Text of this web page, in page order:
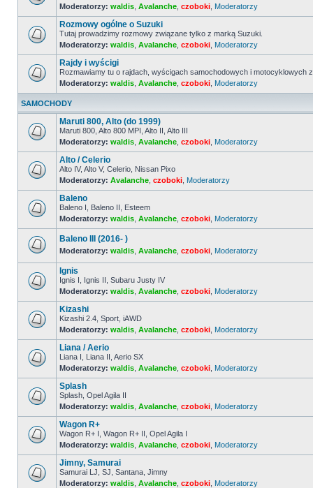
Nie
ma
nieprzeczytanych
postów
Moderatorzy: waldis Avalanche czoboki Moderatorzy
Nie
ma
nieprzeczytanych
postów
Rozmowy ogólne o Suzuki
Tutaj prowadzimy rozmowy związane tylko z marką Suzuki.
Moderatorzy: waldis Avalanche czoboki Moderatorzy
Nie
ma
nieprzeczytanych
postów
Rajdy i wyścigi
Rozmawiamy tu o rajdach, wyścigach samochodowych i motocyklowych
Moderatorzy: waldis Avalanche czoboki Moderatorzy
SAMOCHODY
Nie
ma
nieprzeczytanych
postów
Maruti 800, Alto (do 1999)
Maruti 800, Alto 800 MPI, Alto II, Alto III
Moderatorzy: waldis Avalanche czoboki Moderatorzy
Nie
ma
nieprzeczytanych
postów
Alto / Celerio
Alto IV, Alto V, Celerio, Nissan Pixo
Moderatorzy: Avalanche czoboki Moderatorzy
Nie
ma
nieprzeczytanych
postów
Baleno
Baleno I, Baleno II, Esteem
Moderatorzy: waldis Avalanche czoboki Moderatorzy
ma
nieprzeczytanych
postów
Baleno III (2016- )
Moderatorzy: waldis Avalanche czoboki Moderatorzy
Nie
ma
nieprzeczytanych
postów
Ignis
Ignis I, Ignis II, Subaru Justy IV
Moderatorzy: waldis Avalanche czoboki Moderatorzy
Nie
ma
nieprzeczytanych
postów
Kizashi
Kizashi 2.4, Sport, iAWD
Moderatorzy: waldis Avalanche czoboki Moderatorzy
Nie
ma
nieprzeczytanych
postów
Liana / Aerio
Liana I, Liana II, Aerio SX
Moderatorzy: waldis Avalanche czoboki Moderatorzy
Nie
ma
nieprzeczytanych
postów
Splash
Splash, Opel Agila II
Moderatorzy: waldis Avalanche czoboki Moderatorzy
Nie
ma
nieprzeczytanych
postów
Wagon R+
Wagon R+ I, Wagon R+ II, Opel Agila I
Moderatorzy: waldis Avalanche czoboki Moderatorzy
Nie
Jimny, Samurai
Samurai LJ, SJ, Santana, Jimny
Moderatorzy: waldis Avalanche czoboki Moderatorzy